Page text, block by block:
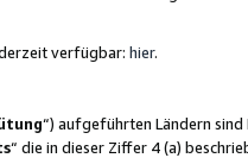
verfügbar: hier.
“) aufgeführten Ländern
“ die in dieser Ziffer 4 (a)